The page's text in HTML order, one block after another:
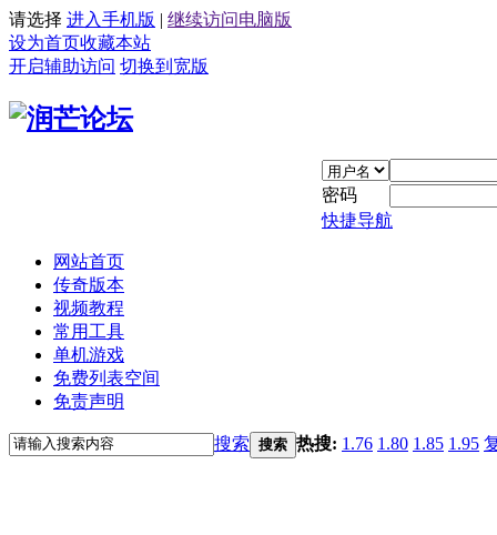
请选择 进入手机版 | 继续访问电脑版
设为首页收藏本站
开启辅助访问 切换到宽版
密码
快捷导航
网站首页
传奇版本
视频教程
常用工具
单机游戏
免费列表空间
免责声明
搜索 搜索 热搜: 1.76 1.80 1.85 1.95